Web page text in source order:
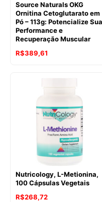
Source Naturals OKG
Ornitina Cetoglutarato em
Pó – 113g: Potencialize Sua
Performance e
Recuperação Muscular
R$389,61
Nutricology, L-Metionina,
100 Cápsulas Vegetais
R$268,72